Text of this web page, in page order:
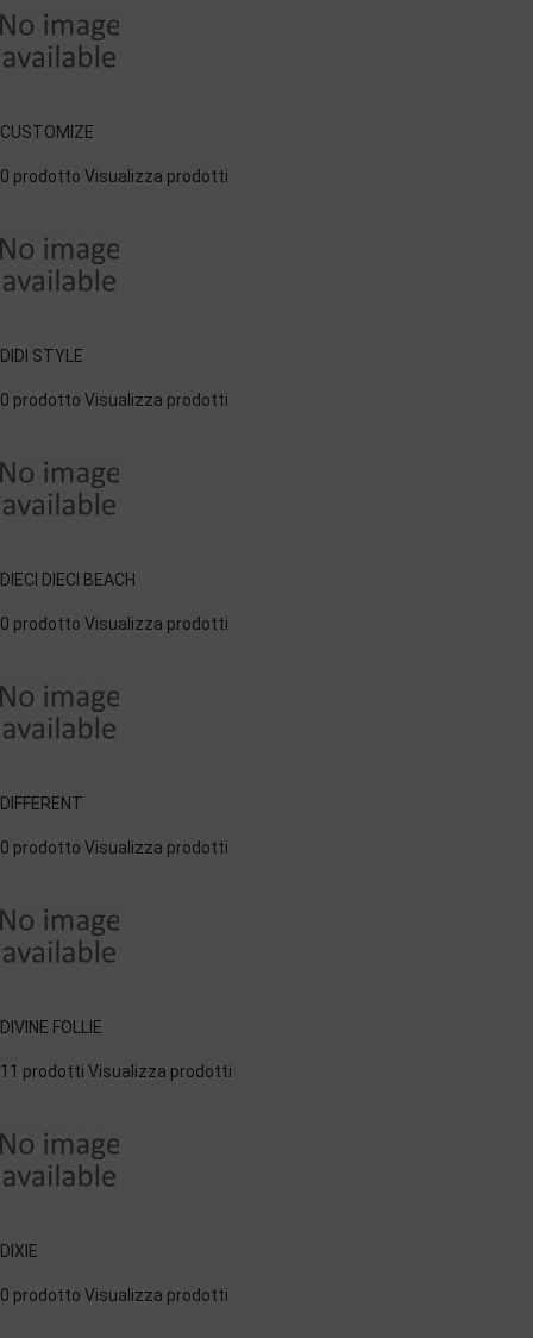
CUSTOMIZE
0 prodotto Visualizza prodotti
DIDI STYLE
0 prodotto Visualizza prodotti
DIECI DIECI BEACH
0 prodotto Visualizza prodotti
DIFFERENT
0 prodotto Visualizza prodotti
DIVINE FOLLIE
11 prodotti Visualizza prodotti
DIXIE
0 prodotto Visualizza prodotti